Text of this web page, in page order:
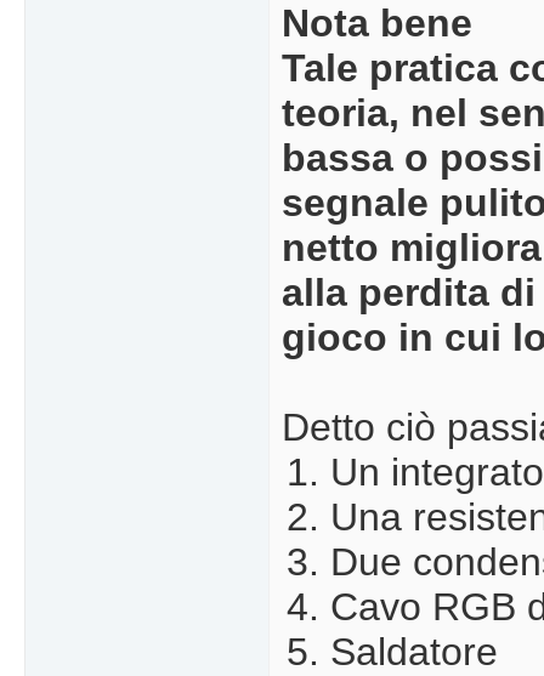
Nota bene
Tale pratica
teoria, nel
bassa o
segnale
netto
alla perdita
gioco in cui
Detto ciò
Un
Una
Due
Cavo RGB
Saldatore